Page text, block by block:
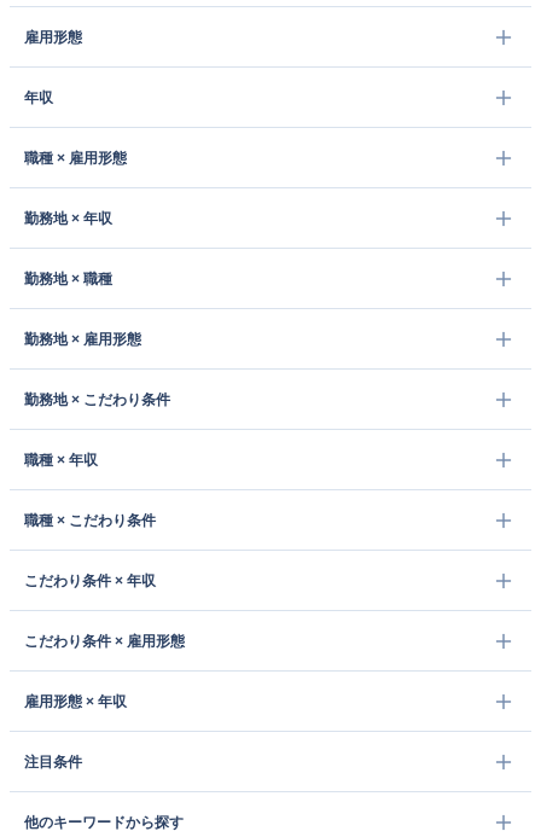
雇用形態
年収
職種 × 雇用形態
勤務地 × 年収
勤務地 × 職種
勤務地 × 雇用形態
勤務地 × こだわり条件
職種 × 年収
職種 × こだわり条件
こだわり条件 × 年収
こだわり条件 × 雇用形態
雇用形態 × 年収
注目条件
他のキーワードから探す